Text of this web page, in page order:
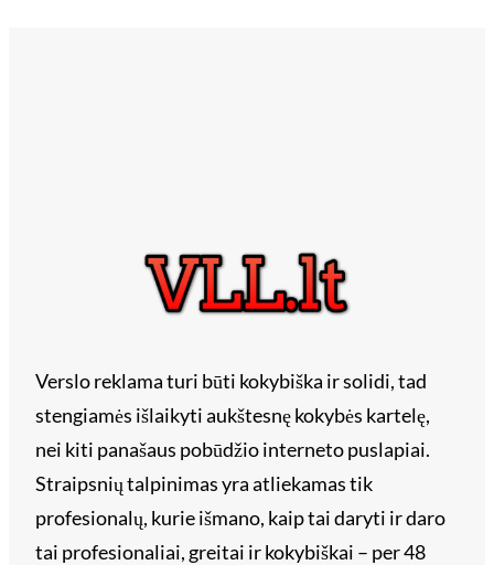
Verslo reklama turi būti kokybiška ir solidi, tad
stengiamės išlaikyti aukštesnę kokybės kartelę,
nei kiti panašaus pobūdžio interneto puslapiai.
Straipsnių talpinimas yra atliekamas tik
profesionalų, kurie išmano, kaip tai daryti ir daro
tai profesionaliai, greitai ir kokybiškai – per 48